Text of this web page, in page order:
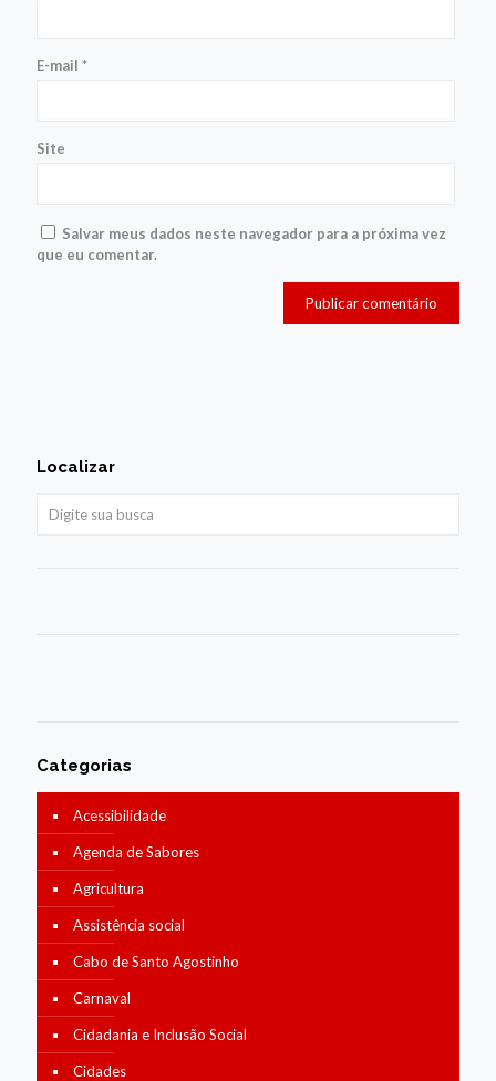
E-mail *
Site
Salvar meus dados neste navegador para a próxima vez
que eu comentar.
Localizar
Categorias
Acessibilidade
Agenda de Sabores
Agricultura
Assistência social
Cabo de Santo Agostinho
Carnaval
Cidadania e Inclusão Social
Cidades